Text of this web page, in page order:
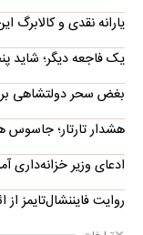
یارانه نقدی و
یک فاجعه دیگر؛ شاید
بغض سحر دولتشاهی
هشدار تارتار؛
ادعای وزیر خزانه‌داری
روایت فایننشال‌تایمز